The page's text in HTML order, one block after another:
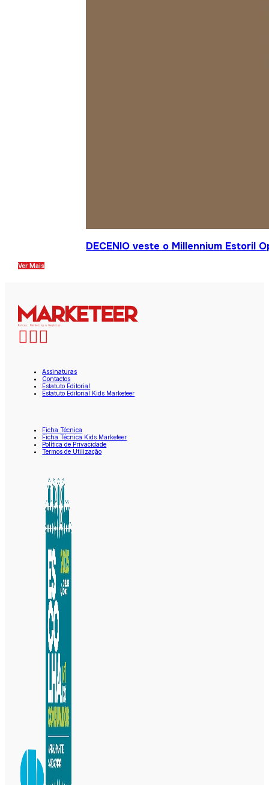
DECENIO veste o Millennium Estoril
Ver Mais
Assinaturas
Contactos
Estatuto Editorial
Estatuto Editorial Kids Marketeer
Ficha Técnica
Ficha Técnica Kids Marketeer
Política de Privacidade
Termos de Utilização